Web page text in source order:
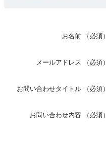
お名前 （必須）
メールアドレス （必須）
お問い合わせタイトル （必須）
お問い合わせ内容 （必須）